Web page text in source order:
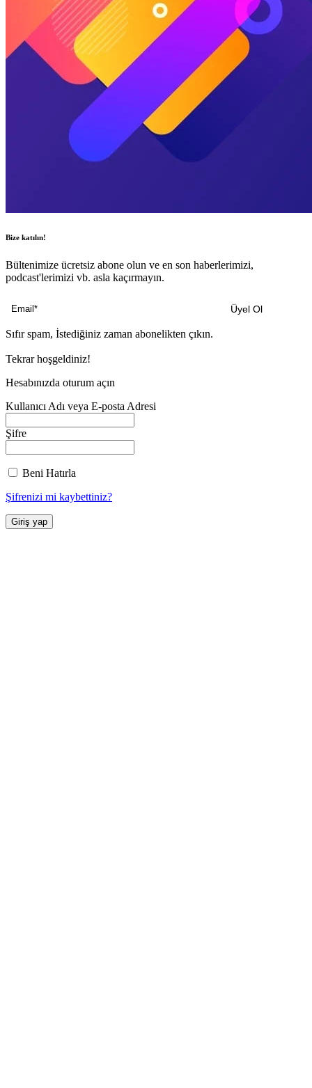
Bize katılın!
Bültenimize ücretsiz abone olun ve en son haberlerimizi,
podcast'lerimizi vb. asla kaçırmayın.
Sıfır spam, İstediğiniz zaman abonelikten çıkın.
Tekrar hoşgeldiniz!
Hesabınızda oturum açın
Kullanıcı Adı veya E-posta Adresi
Şifre
Beni Hatırla
Şifrenizi mi kaybettiniz?